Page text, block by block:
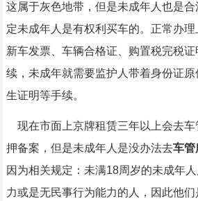
这属于灰色地带，但是未成年人也是
定未成年人是有权利买车的。正常办
新车发票、车辆合格证、购置税完税
续，未成年就需要监护人带着身份证
生证明等手续。
现在市面上京牌租赁三年以上会去车
押备案，但是未成年人是没办法去车管
因为相关规定：未满18周岁的未成年
力或是无民事行为能力的人，因此他